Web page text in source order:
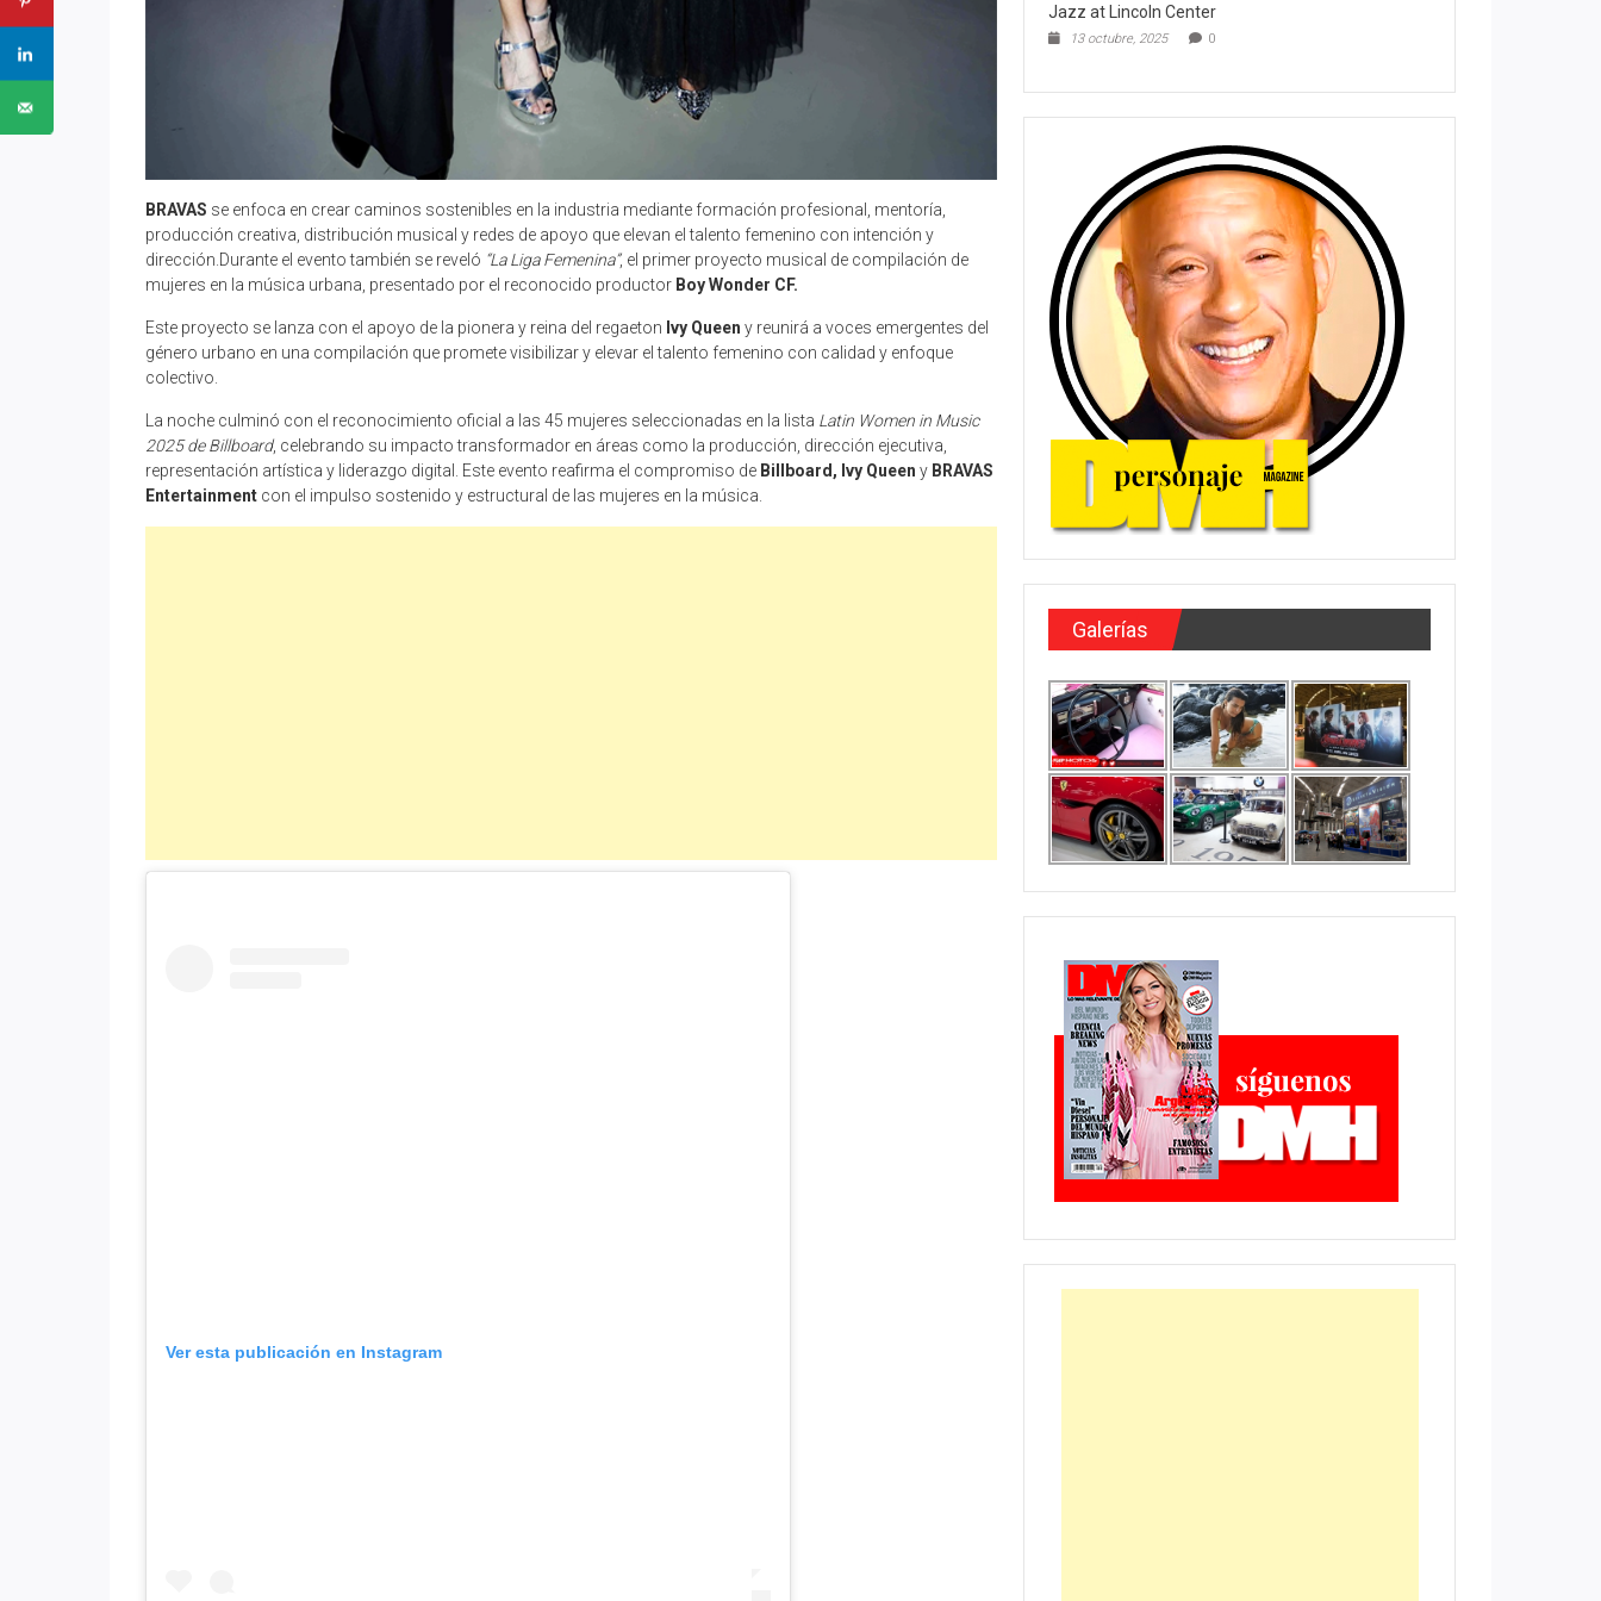
BRAVAS se enfoca en crear caminos sostenibles en la industria mediante formación profesional, mentoría,
producción creativa, distribución musical y redes de apoyo que elevan el talento femenino con intención y
dirección.Durante el evento también se reveló “La Liga Femenina”, el primer proyecto musical de compilación de
mujeres en la música urbana, presentado por el reconocido productor Boy Wonder CF.
Este proyecto se lanza con el apoyo de la pionera y reina del regaeton Ivy Queen y reunirá a voces emergentes del
género urbano en una compilación que promete visibilizar y elevar el talento femenino con calidad y enfoque
colectivo.
La noche culminó con el reconocimiento oficial a las 45 mujeres seleccionadas en la lista Latin Women in Music
2025 de Billboard, celebrando su impacto transformador en áreas como la producción, dirección ejecutiva,
representación artística y liderazgo digital. Este evento reafirma el compromiso de Billboard, Ivy Queen y BRAVAS
Entertainment con el impulso sostenido y estructural de las mujeres en la música.
Ver esta publicación en Instagram
Jazz at Lincoln Center
13 octubre, 2025 0
Galerías